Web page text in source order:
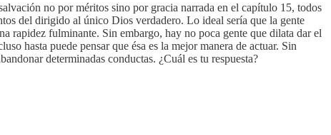
no por méritos sino por gracia narrada en el capítulo 15, todos
del dirigido al único Dios verdadero. Lo ideal sería que la gente
rapidez fulminante. Sin embargo, hay no poca gente que dilata dar el
hasta puede pensar que ésa es la mejor manera de actuar. Sin
determinadas conductas. ¿Cuál es tu respuesta?